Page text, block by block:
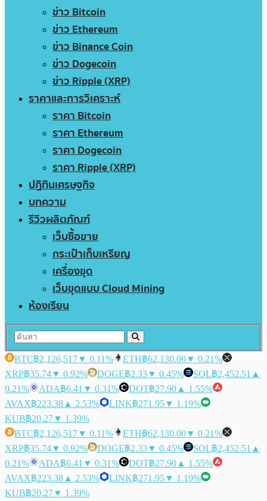
ข่าว Bitcoin
ข่าว Ethereum
ข่าว Binance Coin
ข่าว Dogecoin
ข่าว Ripple (XRP)
ราคาและการวิเคราะห์
ราคา Bitcoin
ราคา Ethereum
ราคา Dogecoin
ราคา Ripple (XRP)
ปฏิทินเศรษฐกิจ
บทความ
รีวิวผลิตภัณฑ์
เว็บซื้อขาย
กระเป๋าเก็บเหรียญ
เครื่องขุด
เว็บขุดแบบ Cloud Mining
ห้องเรียน
BTC฿2,126,517▼ 0.11% ETH฿62,130.00▼ 0.21%
XRP฿35.74▼ 0.92% DOGE฿2.33▼ 0.45% SOL฿2,452.51 ▲
0.21%
ADA฿6.41 ▼ 0.31% DOT฿27.90 ▲ 1.55%
AVAX฿223.38 ▲ 2.53% LINK฿271.95▼ 1.19%
KUB฿20.27▼ 1.39%
BTC฿2,126,517▼ 0.11% ETH฿62,130.00▼ 0.21%
XRP฿35.74▼ 0.92% DOGE฿2.33▼ 0.45% SOL฿2,452.51 ▲
0.21%
ADA฿6.41 ▼ 0.31% DOT฿27.90 ▲ 1.55%
AVAX฿223.38 ▲ 2.53% LINK฿271.95▼ 1.19%
KUB฿20.27▼ 1.39%